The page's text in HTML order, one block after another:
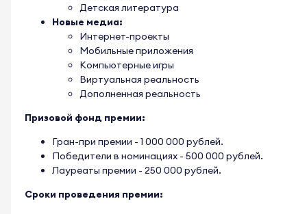
Детская литература
Новые медиа:
Интернет-проекты
Мобильные приложения
Компьютерные игры
Виртуальная реальность
Дополненная реальность
Призовой фонд премии:
Гран-при премии - 1 000 000 рублей.
Победители в номинациях - 500 000 рублей.
Лауреаты премии - 250 000 рублей.
Сроки проведения премии: